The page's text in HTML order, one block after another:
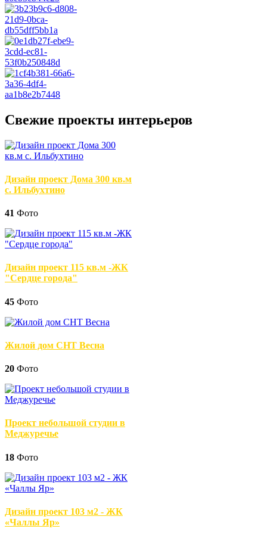
Свежие проекты интерьеров
Дизайн проект Дома 300 кв.м
с. Ильбухтино
41 Фото
Дизайн проект 115 кв.м -ЖК
"Сердце города"
45 Фото
Жилой дом СНТ Весна
20 Фото
Проект небольшой студии в
Меджуречье
18 Фото
Дизайн проект 103 м2 - ЖК
«Чаллы Яр»